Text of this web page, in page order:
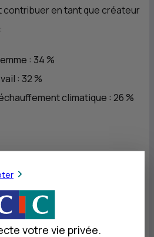
contribuer en tant que créateur
: 34 %
: 32 %
climatique : 26 %
votre vie privée.